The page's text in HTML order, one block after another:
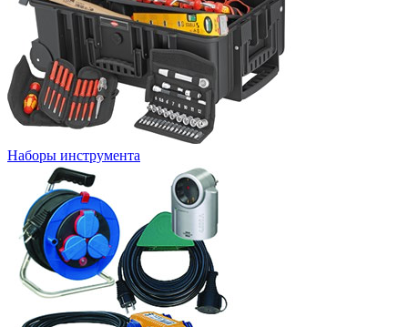
Наборы инструмента